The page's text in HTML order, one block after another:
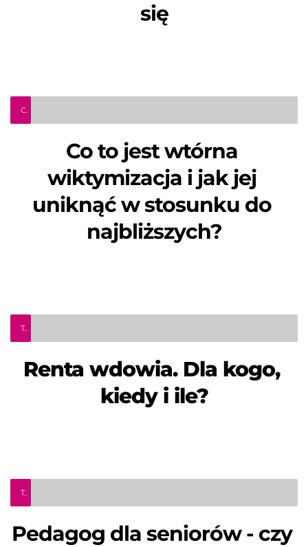
się
Co to jest wtórna wiktymizacja i jak jej uniknąć w stosunku do najbliższych?
Co to jest wtórna
wiktymizacja i jak jej
uniknąć w stosunku do
najbliższych?
TeleInfo Pro Civium - Renta wdowia. Dla kogo, kiedy i ile?
Renta wdowia. Dla kogo,
kiedy i ile?
TeleInfo Pro Civium - Pedagog dla seniorów - czy to możliwe?
Pedagog dla seniorów - czy